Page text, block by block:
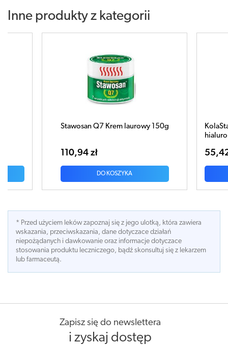
Inne produkty z kategorii
KolaStaw Krem kolagenowo-
55,42 zł
DO KOSZYKA
* Przed użyciem leków zapoznaj się z jego ulotką, która zawiera
wskazania, przeciwskazania, dane dotyczace działań
niepożądanych i dawkowanie oraz informacje dotyczace
stosowania produktu leczniczego, bądź skonsultuj się z lekarzem
lub farmaceutą.
Zapisz się do newslettera
i zyskaj dostęp